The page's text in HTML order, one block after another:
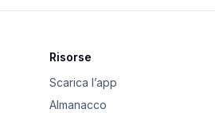
Risorse
Scarica l’app
Almanacco